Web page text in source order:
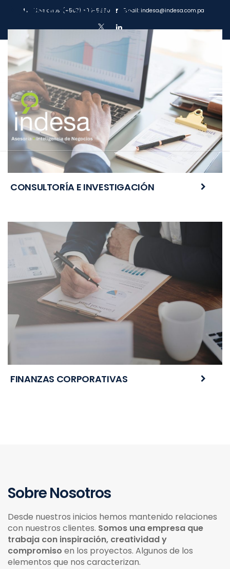
Llámanos: (+507) 300-5560 Email: indesa@indesa.com.pa
Nuestros Servicios
CONSULTORÍA E INVESTIGACIÓN
FINANZAS CORPORATIVAS
Sobre Nosotros
Desde nuestros inicios hemos mantenido relaciones
con nuestros clientes. Somos una empresa que
trabaja con inspiración, creatividad y
compromiso en los proyectos. Algunos de los
elementos que nos caracterizan.